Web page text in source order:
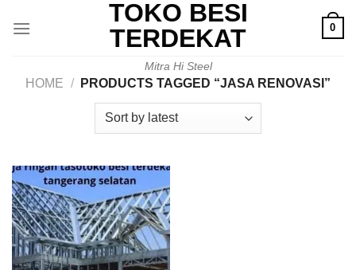
TOKO BESI
TERDEKAT
Mitra Hi Steel
0
HOME / PRODUCTS TAGGED “JASA RENOVASI”